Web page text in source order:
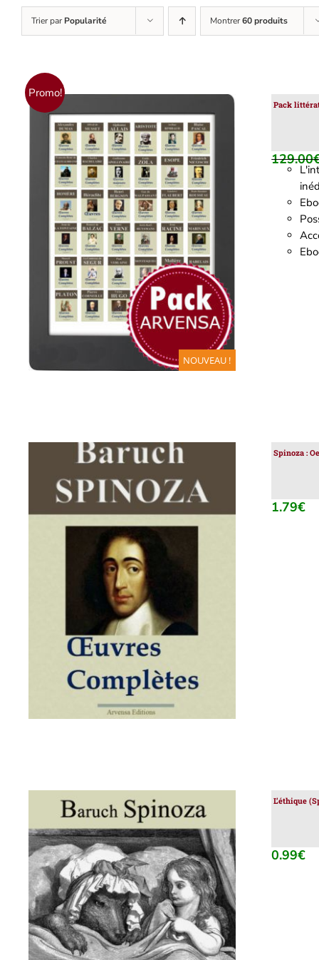
Trier parPopularité Montrer60 produits
Promo!
NOUVEAU !
AJOUTER AU PANIER / DÉTAILS
Pack
129.00
AJOUTER AU PANIER
Spinoza :
1.79€
AJOUTER AU PANIER / DÉTAILS
L’éthique
0.99€